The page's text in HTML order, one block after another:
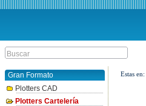
Gran Formato
Plotters CAD
Plotters Cartelería
Estas en: